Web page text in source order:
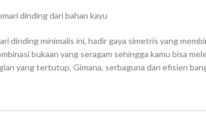
dinding minimalis ini, hadir gaya simetris yang
bukaan yang seragam sehingga kamu bisa
yang tertutup. Gimana, serbaguna dan efisien